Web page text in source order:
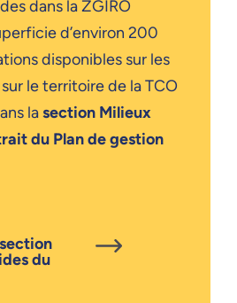
dans la ZGIRO
d’environ 200
disponibles sur les
le territoire de la TCO
lasection Milieux
du Plan de gestion
du